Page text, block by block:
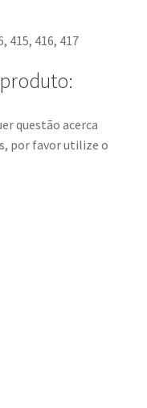
415, 416, 417
questão acerca
por favor utilize o